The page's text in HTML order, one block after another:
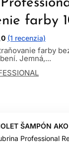
farby
(1 recenzia)
farby
Jemná,...
ŠAMPÓN AKO
Professional